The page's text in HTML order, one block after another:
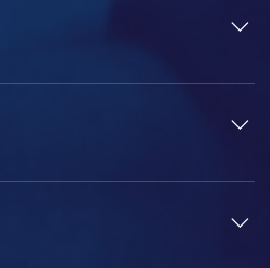
leitura da apostila e demais
adicional de leitura e prática)
disponível para download